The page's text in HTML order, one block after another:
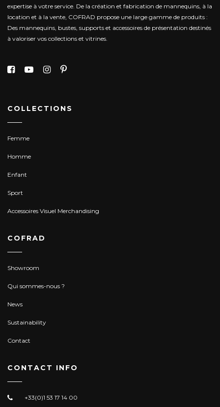
expertise à votre service. De la création et fabrication de mannequins, à la
location et à la vente, COFRAD propose une large gamme de produits :
Des mannequins, bustes, supports et accessoires de présentation destinés
à valoriser vos collections et vitrines.
COLLECTIONS
Femme
Homme
Enfant
Sport
Accessoires Visuel Merchandising
COFRAD
Showroom
Qui sommes-nous ?
News
Sustainability
Contact
CONTACT INFO
+33(0)1 53 17 14 00